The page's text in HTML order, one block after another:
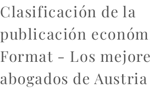
Clasificación de la
publicación
Format - Los
abogados de Austria